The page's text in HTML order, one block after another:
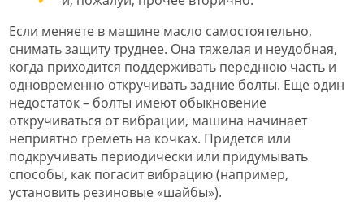
Если меняете в машине масло самостоятельно,
снимать защиту труднее. Она тяжелая и неудобная,
когда приходится поддерживать переднюю часть и
одновременно откручивать задние болты. Еще один
недостаток – болты имеют обыкновение
откручиваться от вибрации, машина начинает
неприятно греметь на кочках. Придется или
подкручивать периодически или придумывать
способы, как погасит вибрацию (например,
установить резиновые «шайбы»).